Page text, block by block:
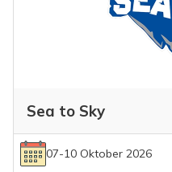
Sea to Sky
07-10 Oktober 2026